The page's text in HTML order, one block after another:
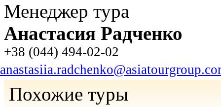
Менеджер тура
Анастасия Радченко
+38 (044) 494-02-02
Похожие туры